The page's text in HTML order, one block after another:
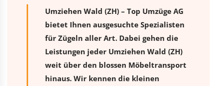
Umziehen Wald (ZH) – Top Umzüge AG
bietet Ihnen ausgesuchte Spezialisten
für Zügeln aller Art. Dabei gehen die
Leistungen jeder Umziehen Wald (ZH)
weit über den blossen Möbeltransport
hinaus. Wir kennen die kleinen